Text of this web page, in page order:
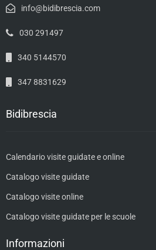
info@bidibrescia.com
030 291497
340 5144570
347 8831629
Bidibrescia
Calendario visite guidate e online
Catalogo visite guidate
Catalogo visite online
Catalogo visite guidate per le scuole
Informazioni